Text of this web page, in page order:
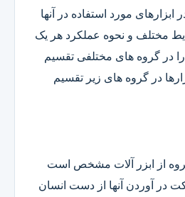
ابزارهای مورد استفاده در آنها
مختلف و نحوه عملکرد هر یک
را در گروه های مختلفی تقسیم
در گروه های زیر تقسیم
از ابزر آلات مشخص است
در آوردن آنها از دست انسان